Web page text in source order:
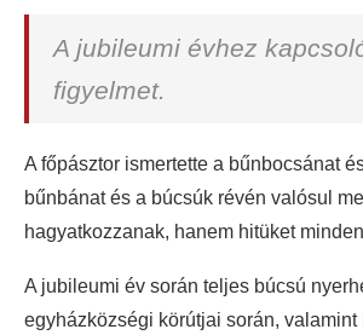
A jubileumi évhez
figyelmet.
A főpásztor ismertette a bűnbocsánat
bűnbánat és a búcsúk révén valósul
hagyatkozzanak, hanem hitüket
A jubileumi év során teljes búcsú
egyházközségi körútjai során,